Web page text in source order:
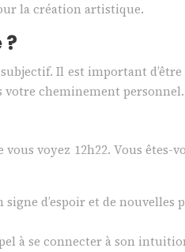
la création artistique.
Il est important
votre cheminement personnel.
voyez 12h22. Vous
d’espoir et de
à se connecter à son